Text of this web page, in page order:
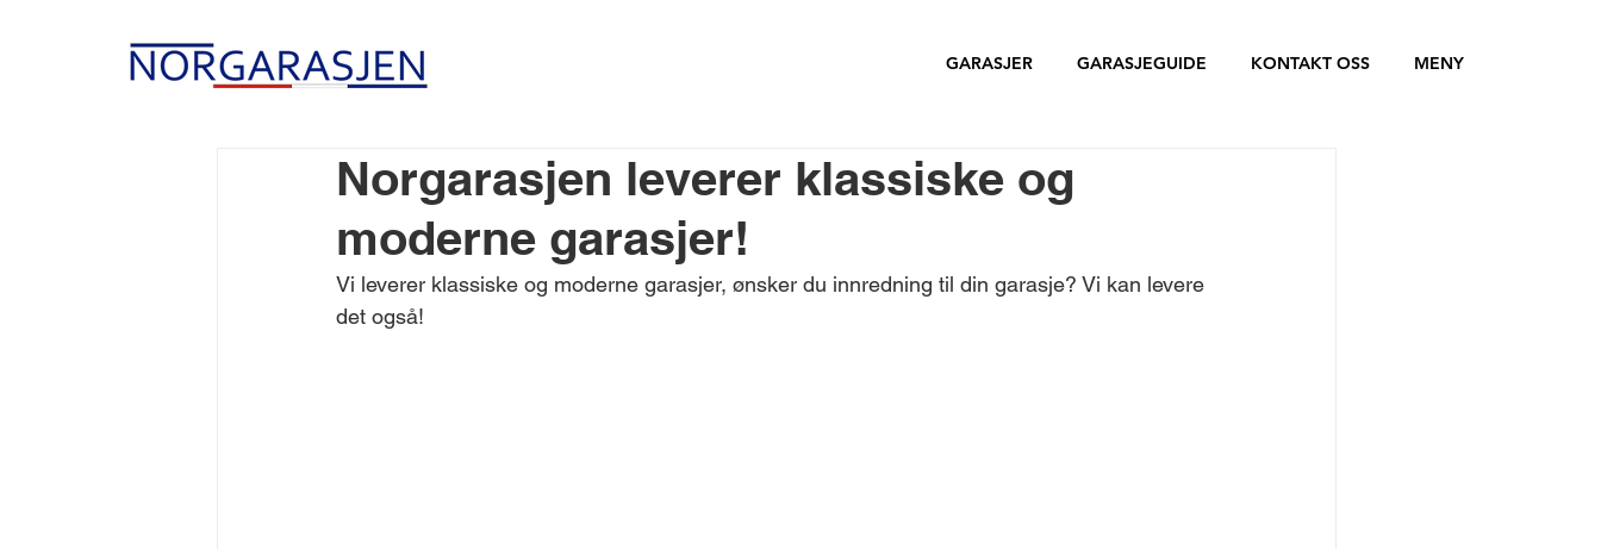
GARASJER GARASJEGUIDE KONTAKT OSS MENY
Norgarasjen leverer klassiske og
moderne garasjer!
Vi leverer klassiske og moderne garasjer, ønsker du innredning til din garasje? Vi kan levere
det også!